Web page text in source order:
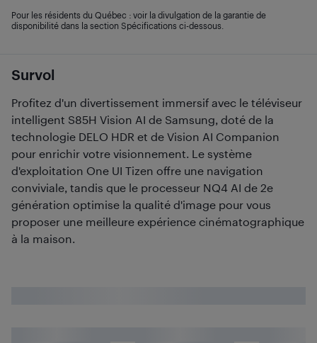
Survol
Profitez d'un divertissement immersif avec le téléviseur
intelligent S85H Vision AI de Samsung, doté de la
technologie DELO HDR et de Vision AI Companion
pour enrichir votre visionnement. Le système
d'exploitation One UI Tizen offre une navigation
conviviale, tandis que le processeur NQ4 AI de 2e
génération optimise la qualité d'image pour vous
proposer une meilleure expérience cinématographique
à la maison.
Pour les résidents du Québec : voir la divulgation de la garantie de
disponibilité dans la section Spécifications ci-dessous.